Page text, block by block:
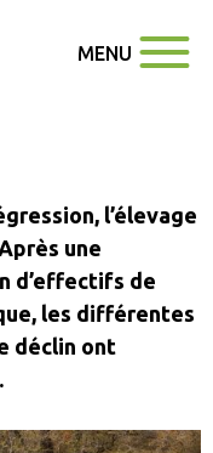
MENU
l’élevage
une
d’effectifs de
les différentes
déclin ont